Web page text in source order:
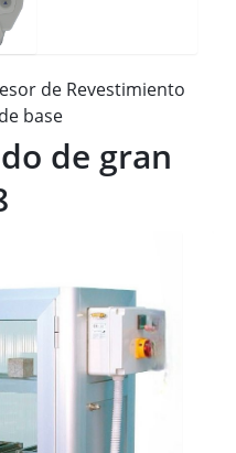
de Revestimiento
base
de gran